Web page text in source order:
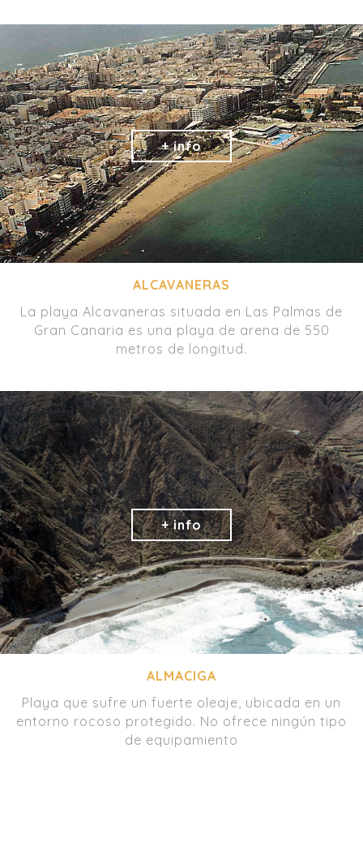
ALCAVANERAS
La playa Alcavaneras situada en Las Palmas de
Gran Canaria es una playa de arena de 550
metros de longitud.
ALMACIGA
Playa que sufre un fuerte oleaje, ubicada en un
entorno rocoso protegido. No ofrece ningún tipo
de equipamiento